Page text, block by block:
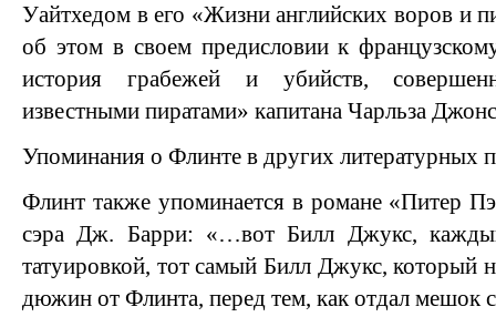
Уайтхедом в его «Жизни английских воров и
об этом в своем предисловии к
история грабежей и убийств,
известными пиратами» капитана Чарльза
Упоминания о Флинте в других литературных
Флинт также упоминается в романе «Питер
сэра Дж. Барри: «…вот Билл Джукс,
татуировкой, тот самый Билл Джукс, который
дюжин от Флинта, перед тем, как отдал мешок